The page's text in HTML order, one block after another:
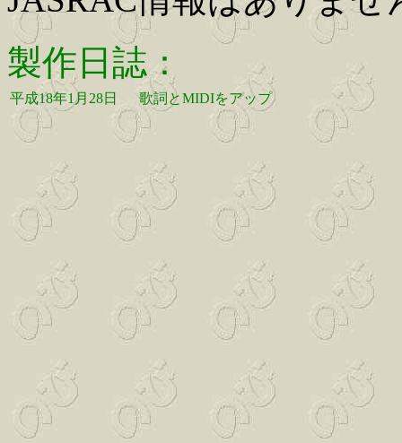
製作日誌：
平成18年1月28日 歌詞とMIDIをアップ